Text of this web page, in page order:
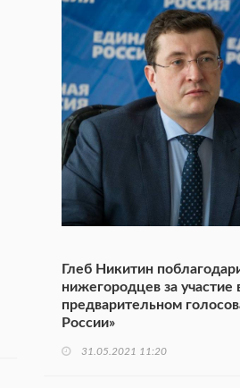
Глеб Никитин
нижегородцев за участие
предварительном
России»
31.05.2021 11:20